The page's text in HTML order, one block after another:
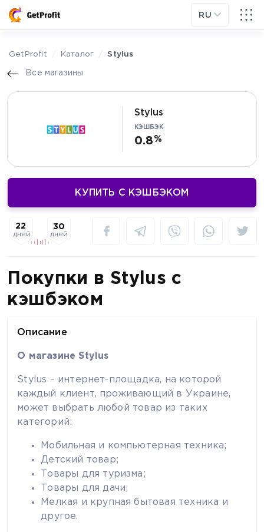
RU
GetProfit Каталог Stylus
Все магазины
Stylus
КЭШБЭК
0.8
КУПИТЬ С КЭШБЭКОМ
22
дней
30
дней
Покупки в Stylus с
кэшбэком
Описание
О магазине Stylus
Stylus – интернет-площадка, на которой
каждый клиент, проживающий в Украине,
может выбрать любой товар из таких
категорий:
Мобильная и компьютерная техника;
Детский товар;
Товары для туризма;
Товары для дачи;
Мелкая и крупная бытовая техника и
другое.